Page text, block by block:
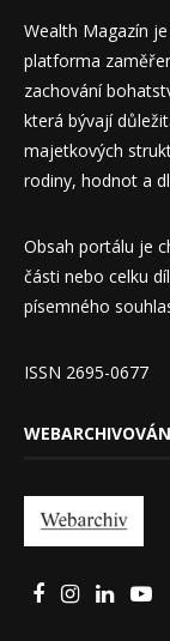
Wealth Magazín
platforma
zachování
která bývají
majetkových
rodiny, hodnot a
Obsah portálu je
části nebo celku
písemného
ISSN 2695-0677